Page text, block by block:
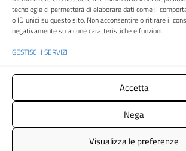
tecnologie ci permetterà di elaborare dati come il
o ID unici su questo sito. Non acconsentire o ritirare il
negativamente su alcune caratteristiche e funzioni.
GESTISCI I SERVIZI
Accetta
Nega
Visualizza le preferenze
Codice fiscale: 95002390169
Codice meccanografico:BGIS00900B
Codice unico di fatturazione (CUF): UFMHLX
Spazio web concesso in uso gratuito daWeb3king,
Concept & Design by Designers Italia